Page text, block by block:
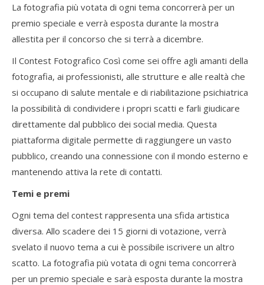
La fotografia più votata di ogni tema concorrerà per un
premio speciale e verrà esposta durante la mostra
allestita per il concorso che si terrà a dicembre.
Il Contest Fotografico Così come sei offre agli amanti della
fotografia, ai professionisti, alle strutture e alle realtà che
si occupano di salute mentale e di riabilitazione psichiatrica
la possibilità di condividere i propri scatti e farli giudicare
direttamente dal pubblico dei social media. Questa
piattaforma digitale permette di raggiungere un vasto
pubblico, creando una connessione con il mondo esterno e
mantenendo attiva la rete di contatti.
Temi e premi
Ogni tema del contest rappresenta una sfida artistica
diversa. Allo scadere dei 15 giorni di votazione, verrà
svelato il nuovo tema a cui è possibile iscrivere un altro
scatto. La fotografia più votata di ogni tema concorrerà
per un premio speciale e sarà esposta durante la mostra